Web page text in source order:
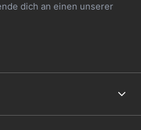
dich an einen unserer